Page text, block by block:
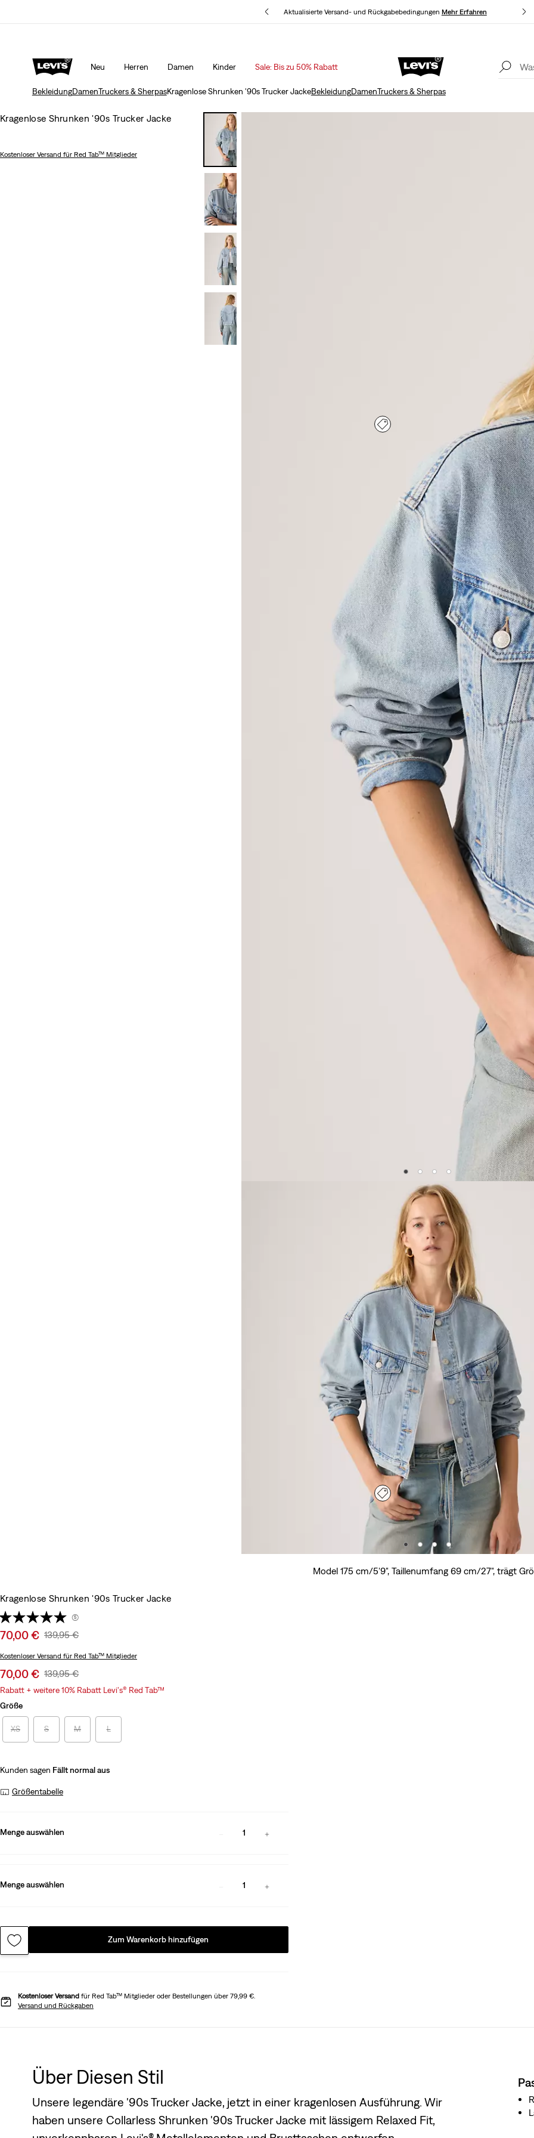
Aktualisierte Versand- und Rückgabebedingungen Mehr Erfahren
Neu Herren Damen Kinder Sale: Bis zu 50% Rabatt
Sale: Bis zu 50% Rabatt + 10% extra*Mehr Erfahren
BekleidungDamenTruckers & SherpasKragenlose Shrunken '90s Trucker JackeBekleidungDamenTruckers & Sherpas
Kragenlose Shrunken '90s Trucker Jacke
Kostenloser Versand für Red Tab™ Mitglieder
Model 175 cm/5'9", Taillenumfang 69 cm/27", trägt
Kragenlose Shrunken '90s Trucker Jacke
(5)
Sale
is
70,00 € Original
Was
139,95 €
Kostenloser Versand für Red Tab™ Mitglieder
Sale
price
70,00 € Original
Price
139,95 €
Rabatt + weitere 10% Rabatt Levi's® Red Tab™
Größe
XS S M L
Kunden sagen Fällt normal aus
Größentabelle
Menge auswählen 1
Menge auswählen 1
Zum Warenkorb hinzufügen
Kostenloser Versand für Red Tab™ Mitglieder oder Bestellungen über 79,99 €.
Versand und Rückgaben
Über Diesen Stil
Unsere legendäre '90s Trucker Jacke, jetzt in einer kragenlosen Ausführung. Wir
haben unsere Collarless Shrunken '90s Trucker Jacke mit lässigem Relaxed Fit,